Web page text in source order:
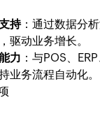
持：通过数据分
驱动业务增长。
力 ：与POS、
业务流程自动化。